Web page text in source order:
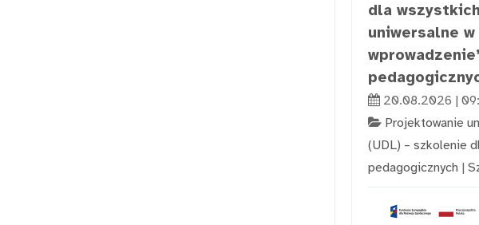
dla
uniwersalne
20.08.2026 |
Projektowanie
(UDL) – szkolenie
pedagogicznych |